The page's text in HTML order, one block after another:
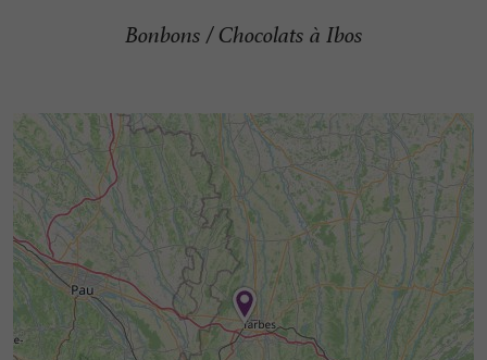
Bonbons / Chocolats à Ibos